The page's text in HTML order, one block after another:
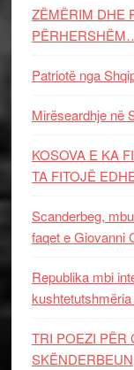
ZËMËRIM DHE
Patriotë nga
Mirëseardhje në
KOSOVA E KA
TA FITOJË
Scanderbeg,
faqet e Giovanni
Republika mbi
TRI POEZI PËR
SKËNDERBEUN